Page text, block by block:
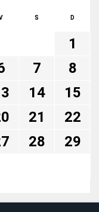
S D
1
7
8
14
15
21
22
28
29